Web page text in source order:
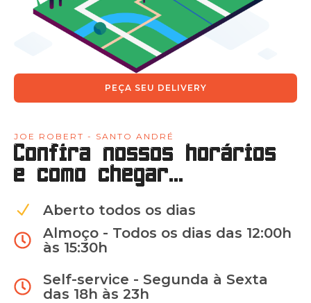
JOE ROBERT - SANTO ANDRÉ
Confira nossos horários
e como chegar...
Aberto todos os dias
Almoço - Todos os dias das 12:00h
às 15:30h
Self-service - Segunda à Sexta
das 18h às 23h
PEÇA SEU DELIVERY